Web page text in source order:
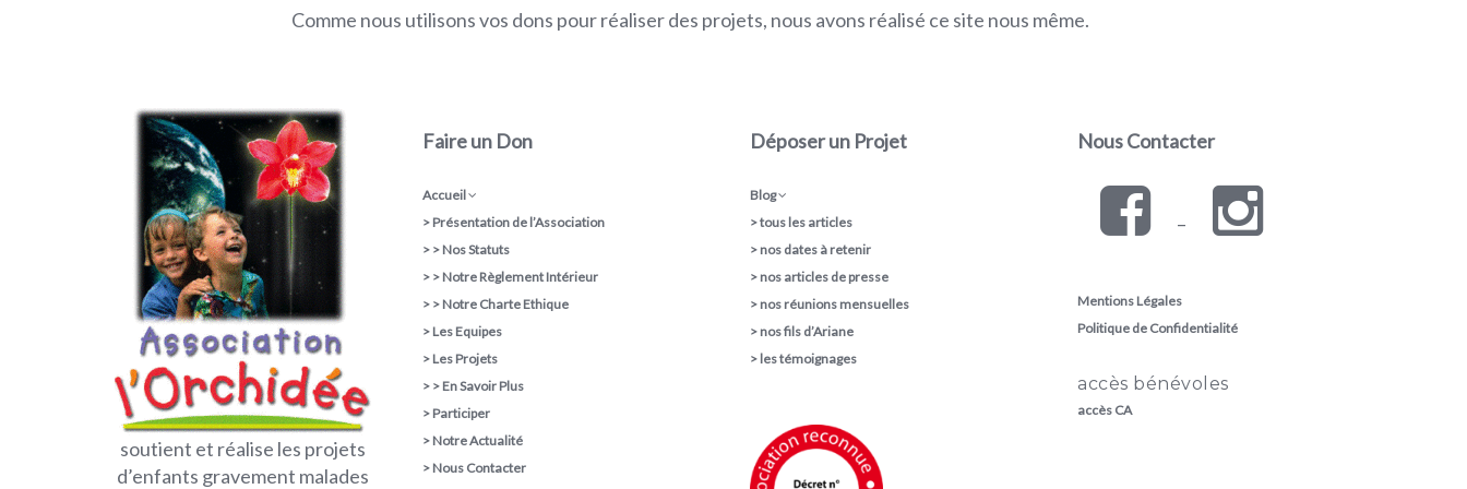
Comme nous utilisons vos dons pour réaliser des projets, nous avons réalisé ce site nous même.
soutient et réalise les projets
d’enfants gravement malades
Faire un Don
Accueil
> Présentation de l’Association
> > Nos Statuts
> > Notre Règlement Intérieur
> > Notre Charte Ethique
> Les Equipes
> Les Projets
> > En Savoir Plus
> Participer
> Notre Actualité
> Nous Contacter
Déposer un Projet
Blog
>tous les articles
> nos dates à retenir
> nos articles de presse
> nos réunions mensuelles
> nos fils d’Ariane
> les témoignages
Nous Contacter
–
Mentions Légales
Politique de Confidentialité
accès bénévoles
accès CA